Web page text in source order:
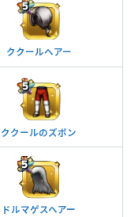
ククールヘアー
ククールのズボン
ドルマゲスヘアー